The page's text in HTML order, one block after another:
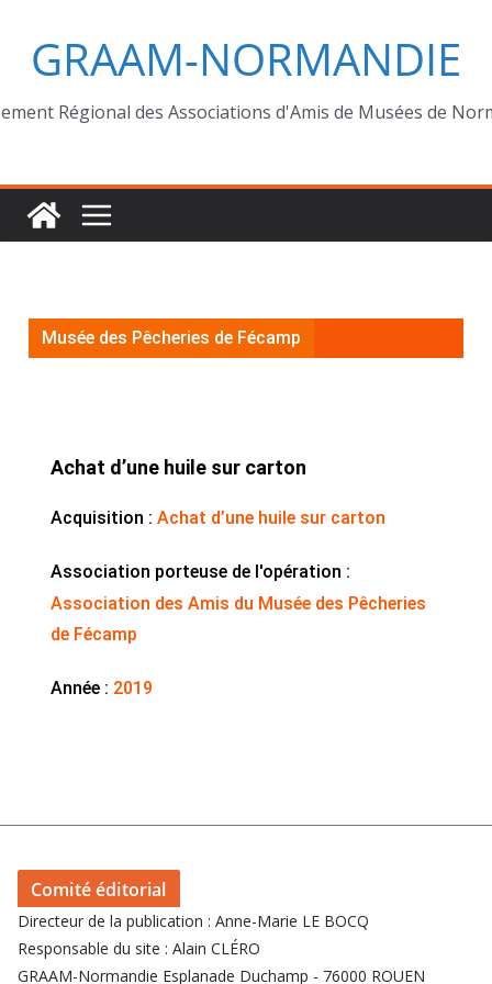
GRAAM-NORMANDIE
Régional des Associations d'Amis de Musées de
Musée des Pêcheries de Fécamp
Achat d’une huile sur carton
Acquisition : Achat d’une huile sur carton
Association porteuse de l'opération :
Association des Amis du Musée des Pêcheries
de Fécamp
Année : 2019
Comité éditorial
Directeur de la publication : Anne-Marie LE BOCQ
Responsable du site : Alain CLÉRO
GRAAM-Normandie Esplanade Duchamp - 76000 ROUEN